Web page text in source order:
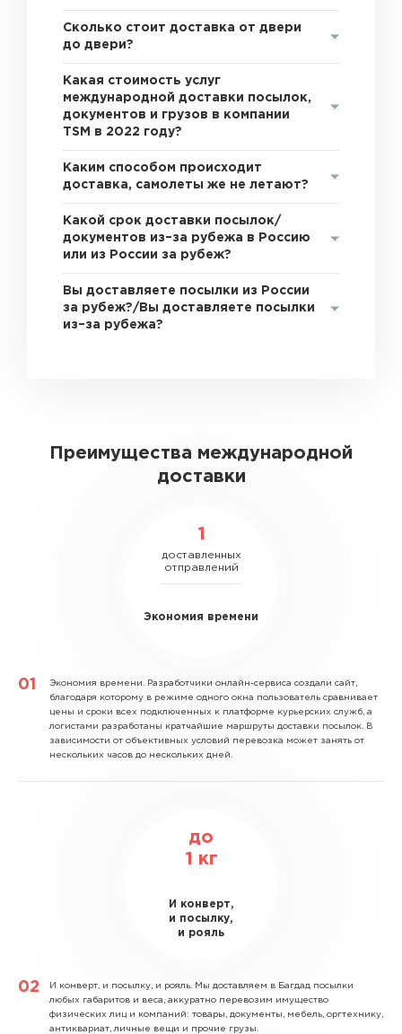
Сколько стоит доставка от двери
до двери?
Какая стоимость услуг
международной доставки посылок,
документов и грузов в компании
TSM в 2022 году?
Каким способом происходит
доставка, самолеты же не летают?
Какой срок доставки посылок/
документов из–за рубежа в Россию
или из России за рубеж?
Вы доставляете посылки из России
за рубеж?/Вы доставляете посылки
из–за рубежа?
Преимущества международной
доставки
1
доставленных
отправлений
Экономия времени
Экономия времени. Разработчики онлайн-сервиса создали сайт,
благодаря которому в режиме одного окна пользователь сравнивает
цены и сроки всех подключенных к платформе курьерских служб, а
логистами разработаны кратчайшие маршруты доставки посылок. В
зависимости от объективных условий перевозка может занять от
нескольких часов до нескольких дней.
до
1
кг
И конверт,
и посылку,
и рояль
И конверт, и посылку, и рояль. Мы доставляем в Багдад посылки
любых габаритов и веса, аккуратно перевозим имущество
физических лиц и компаний: товары, документы, мебель, оргтехнику,
антиквариат, личные вещи и прочие грузы.